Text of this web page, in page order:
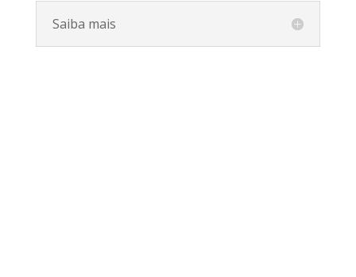
Saiba mais